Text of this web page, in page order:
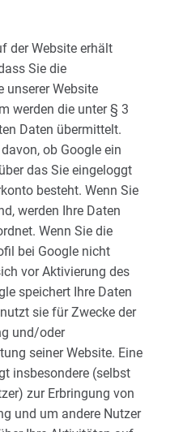
der Website erhält
Sie die
unserer Website
werden die unter § 3
Daten übermittelt.
ob Google ein
das Sie eingeloggt
besteht. Wenn Sie
werden Ihre Daten
Wenn Sie die
bei Google nicht
vor Aktivierung des
speichert Ihre Daten
sie für Zwecke der
und/oder
seiner Website. Eine
insbesondere (selbst
zur Erbringung von
und um andere Nutzer